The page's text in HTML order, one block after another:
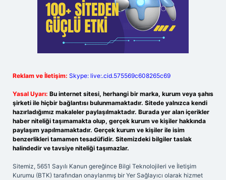
Reklam ve İletişim: Skype: live:.cid.575569c608265c69
Yasal Uyarı: Bu internet sitesi, herhangi bir marka, kurum veya şahıs
şirketi ile hiçbir bağlantısı bulunmamaktadır. Sitede yalnızca kendi
hazırladığımız makaleler paylaşılmaktadır. Burada yer alan içerikler
haber niteliği taşımamakta olup, gerçek kurum ve kişiler hakkında
paylaşım yapılmamaktadır. Gerçek kurum ve kişiler ile isim
benzerlikleri tamamen tesadüfidir. Sitemizdeki bilgiler taslak
halindedir ve tavsiye niteliği taşımazlar.
Sitemiz, 5651 Sayılı Kanun gereğince Bilgi Teknolojileri ve İletişim
Kurumu (BTK) tarafından onaylanmış bir Yer Sağlayıcı olarak hizmet